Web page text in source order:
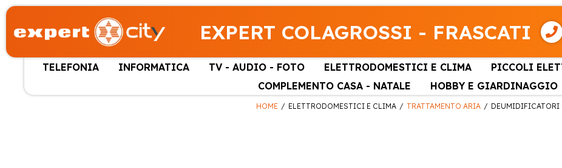
EXPERT COLAGROSSI - FRASCATI
TELEFONIA INFORMATICA TV - AUDIO - FOTO ELETTRODOMESTICI E CLIMA PICCOLI
COMPLEMENTO CASA - NATALE
HOBBY E GIARDINAGGIO
HOME ELETTRODOMESTICI E CLIMA TRATTAMENTO ARIA DEUMIDIFICATORI